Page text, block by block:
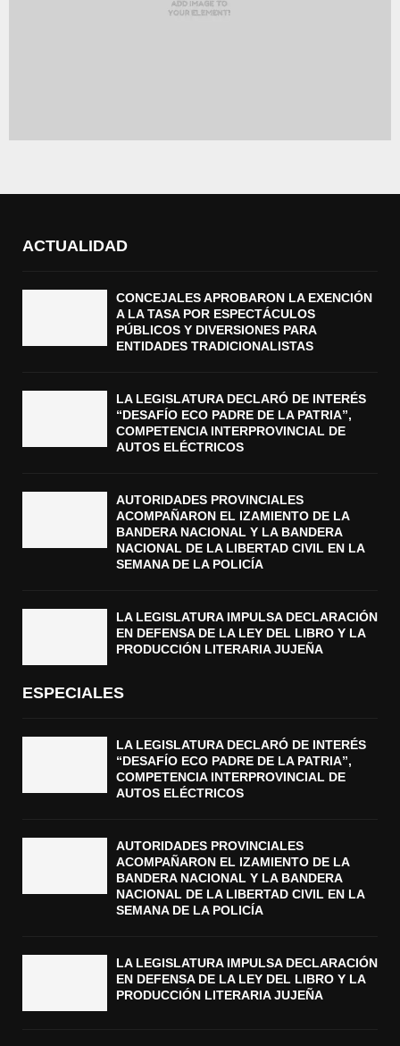
ACTUALIDAD
CONCEJALES APROBARON LA EXENCIÓN
A LA TASA POR ESPECTÁCULOS
PÚBLICOS Y DIVERSIONES PARA
ENTIDADES TRADICIONALISTAS
LA LEGISLATURA DECLARÓ DE INTERÉS
“DESAFÍO ECO PADRE DE LA PATRIA”,
COMPETENCIA INTERPROVINCIAL DE
AUTOS ELÉCTRICOS
AUTORIDADES PROVINCIALES
ACOMPAÑARON EL IZAMIENTO DE LA
BANDERA NACIONAL Y LA BANDERA
NACIONAL DE LA LIBERTAD CIVIL EN LA
SEMANA DE LA POLICÍA
LA LEGISLATURA IMPULSA DECLARACIÓN
EN DEFENSA DE LA LEY DEL LIBRO Y LA
PRODUCCIÓN LITERARIA JUJEÑA
ESPECIALES
LA LEGISLATURA DECLARÓ DE INTERÉS
“DESAFÍO ECO PADRE DE LA PATRIA”,
COMPETENCIA INTERPROVINCIAL DE
AUTOS ELÉCTRICOS
AUTORIDADES PROVINCIALES
ACOMPAÑARON EL IZAMIENTO DE LA
BANDERA NACIONAL Y LA BANDERA
NACIONAL DE LA LIBERTAD CIVIL EN LA
SEMANA DE LA POLICÍA
LA LEGISLATURA IMPULSA DECLARACIÓN
EN DEFENSA DE LA LEY DEL LIBRO Y LA
PRODUCCIÓN LITERARIA JUJEÑA